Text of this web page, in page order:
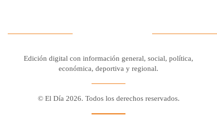
Edición digital con información general, social, política,
económica, deportiva y regional.
© El Día 2026. Todos los derechos reservados.